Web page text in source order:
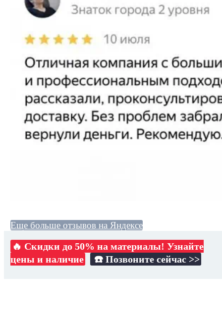
Еще больше отзывов на Яндексе
🔥 Скидки до 50% на материалы! Узнайте
цены и наличие
☎️ Позвоните сейчас >>